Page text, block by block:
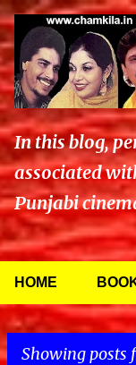
In this blog,
associated
Punjabi
HOME
Showing posts